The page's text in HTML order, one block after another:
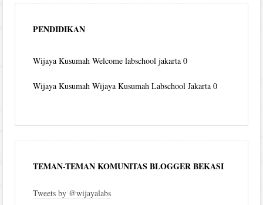
PENDIDIKAN
Wijaya Kusumah Welcome labschool jakarta 0
Wijaya Kusumah Wijaya Kusumah Labschool Jakarta 0
TEMAN-TEMAN KOMUNITAS BLOGGER BEKASI
Tweets by @wijayalabs